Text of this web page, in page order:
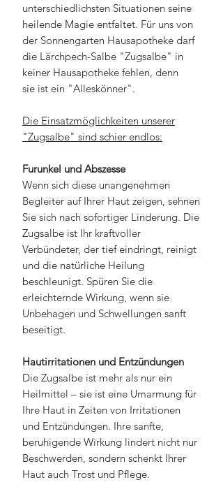
unterschiedlichsten Situationen seine
heilende Magie entfaltet. Für uns von
der Sonnengarten Hausapotheke darf
die Lärchpech-Salbe "Zugsalbe" in
keiner Hausapotheke fehlen, denn
sie ist ein "Alleskönner".
Die Einsatzmöglichkeiten unserer
"Zugsalbe" sind schier endlos:
Furunkel und Abszesse
Wenn sich diese unangenehmen
Begleiter auf Ihrer Haut zeigen, sehnen
Sie sich nach sofortiger Linderung. Die
Zugsalbe ist Ihr kraftvoller
Verbündeter, der tief eindringt, reinigt
und die natürliche Heilung
beschleunigt. Spüren Sie die
erleichternde Wirkung, wenn sie
Unbehagen und Schwellungen sanft
beseitigt.
Hautirritationen und Entzündungen
Die Zugsalbe ist mehr als nur ein
Heilmittel – sie ist eine Umarmung für
Ihre Haut in Zeiten von Irritationen
und Entzündungen. Ihre sanfte,
beruhigende Wirkung lindert nicht nur
Beschwerden, sondern schenkt Ihrer
Haut auch Trost und Pflege.